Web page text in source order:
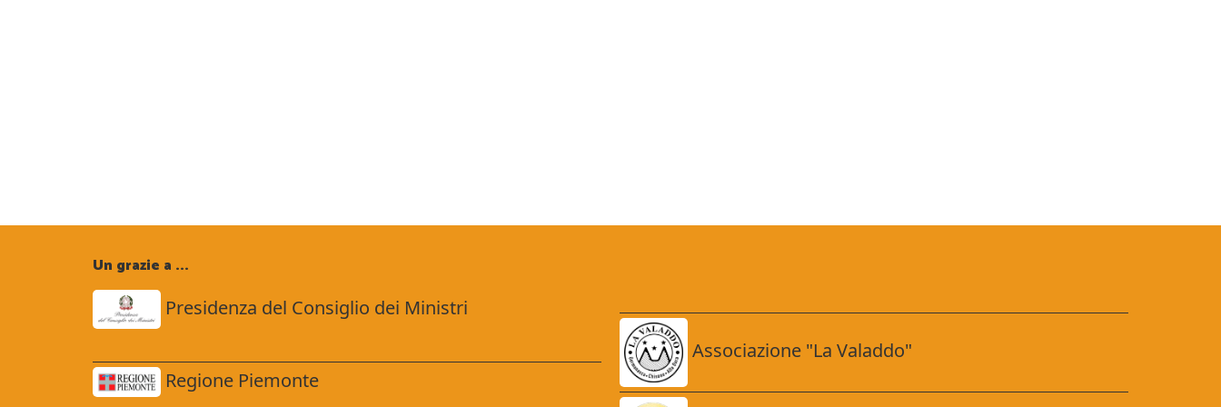
Un grazie a ...
Presidenza del Consiglio dei Ministri
Regione Piemonte
Associazione "La Valaddo"